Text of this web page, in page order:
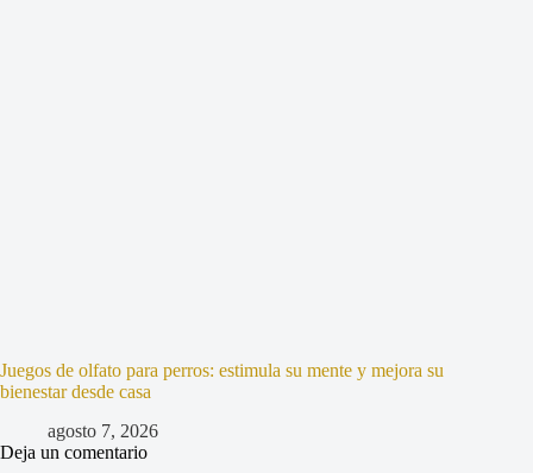
Juegos de olfato para perros: estimula su mente y mejora su
bienestar desde casa
agosto 7, 2026
Deja un comentario